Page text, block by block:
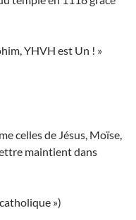
YHVH est Un ! »
celles de Jésus, Moïse,
maintient dans
»)